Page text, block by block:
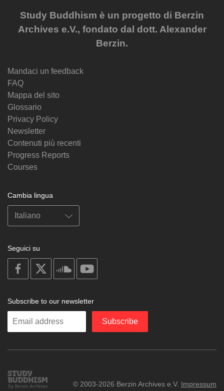
Study Buddhism è un progetto di Berzin
Archives e.V., fondato dal dott. Alexander
Berzin.
Mandaci un feedback
FAQ
Mappa del sito
Glossario
Privacy Policy
Newsletter
Contenuti più recenti
Progress Reports
Courses
Cambia lingua
Seguici su
on
facebook
soundcloud
Subscribe to our newsletter
Enter
Subscribe
Study
Buddhism
© 2003-2026 Berzin Archives e.V. Impressum